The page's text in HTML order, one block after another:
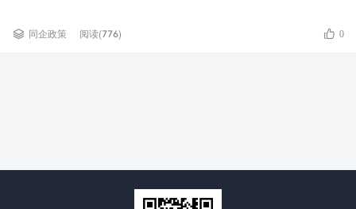
 同企政策 阅读(776)  0